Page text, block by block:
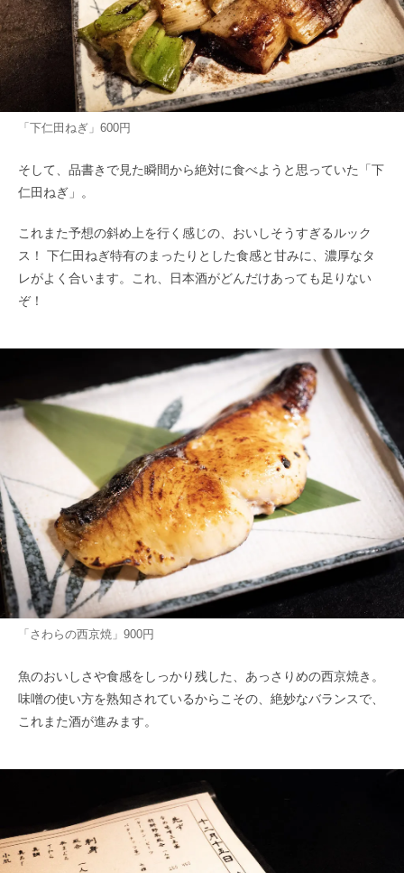
「下仁田ねぎ」600円
そして、品書きで見た瞬間から絶対に食べようと思っていた「下
仁田ねぎ」。
これまた予想の斜め上を行く感じの、おいしそうすぎるルック
ス！ 下仁田ねぎ特有のまったりとした食感と甘みに、濃厚なタ
レがよく合います。これ、日本酒がどんだけあっても足りない
ぞ！
「さわらの西京焼」900円
魚のおいしさや食感をしっかり残した、あっさりめの西京焼き。
味噌の使い方を熟知されているからこその、絶妙なバランスで、
これまた酒が進みます。